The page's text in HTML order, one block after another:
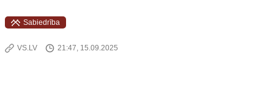
Sabiedrība
VS.LV 21:47, 15.09.2025